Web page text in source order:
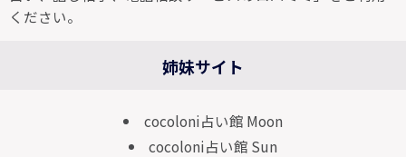
ください。
姉妹サイト
cocoloni占い館 Moon
cocoloni占い館 Sun